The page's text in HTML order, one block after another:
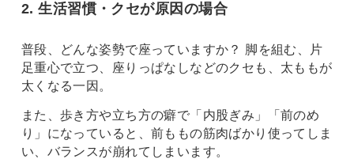
2. 生活習慣・クセが原因の場合
普段、どんな姿勢で座っていますか？ 脚を組む、片
足重心で立つ、座りっぱなしなどのクセも、太ももが
太くなる一因。
また、歩き方や立ち方の癖で「内股ぎみ」「前のめ
り」になっていると、前ももの筋肉ばかり使ってしま
い、バランスが崩れてしまいます。